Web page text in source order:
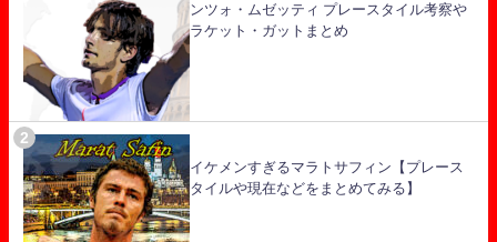
ンツォ・ムゼッティ プレースタイル考察や
ラケット・ガットまとめ
イケメンすぎるマラトサフィン【プレース
タイルや現在などをまとめてみる】